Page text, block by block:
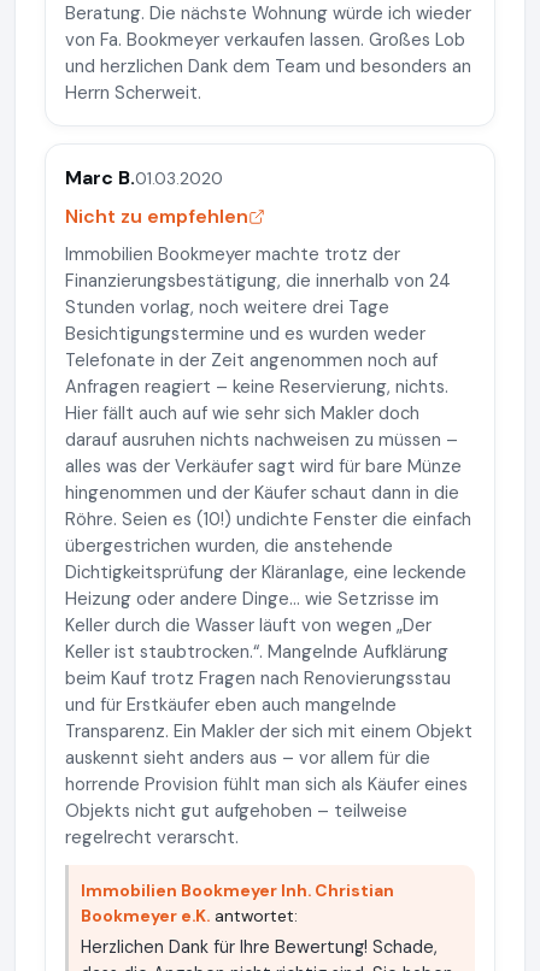
Beratung. Die nächste Wohnung würde ich wieder
von Fa. Bookmeyer verkaufen lassen. Großes Lob
und herzlichen Dank dem Team und besonders an
Herrn Scherweit.
Marc B.01.03.2020
Nicht zu empfehlen
Immobilien Bookmeyer machte trotz der
Finanzierungsbestätigung, die innerhalb von 24
Stunden vorlag, noch weitere drei Tage
Besichtigungstermine und es wurden weder
Telefonate in der Zeit angenommen noch auf
Anfragen reagiert – keine Reservierung, nichts.
Hier fällt auch auf wie sehr sich Makler doch
darauf ausruhen nichts nachweisen zu müssen –
alles was der Verkäufer sagt wird für bare Münze
hingenommen und der Käufer schaut dann in die
Röhre. Seien es (10!) undichte Fenster die einfach
übergestrichen wurden, die anstehende
Dichtigkeitsprüfung der Kläranlage, eine leckende
Heizung oder andere Dinge… wie Setzrisse im
Keller durch die Wasser läuft von wegen „Der
Keller ist staubtrocken.“. Mangelnde Aufklärung
beim Kauf trotz Fragen nach Renovierungsstau
und für Erstkäufer eben auch mangelnde
Transparenz. Ein Makler der sich mit einem Objekt
auskennt sieht anders aus – vor allem für die
horrende Provision fühlt man sich als Käufer eines
Objekts nicht gut aufgehoben – teilweise
regelrecht verarscht.
Immobilien Bookmeyer Inh. Christian
Bookmeyer e.K. antwortet:
Herzlichen Dank für Ihre Bewertung! Schade,